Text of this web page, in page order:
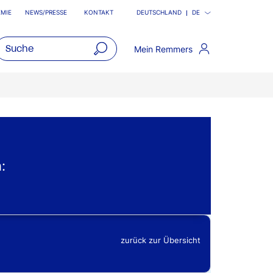
NEWS/PRESSE KONTAKT DEUTSCHLAND DE
Mein Remmers
zurück zur Übersicht